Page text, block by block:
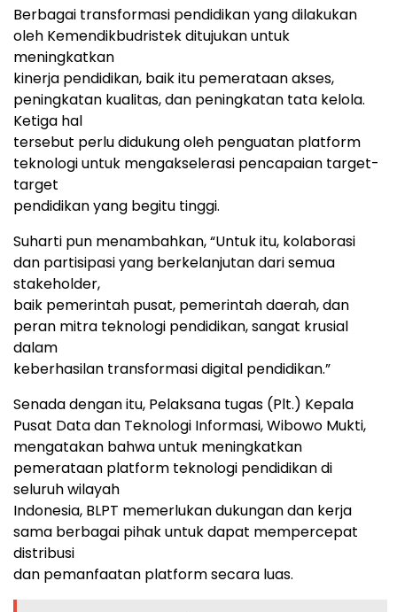
Berbagai transformasi pendidikan yang dilakukan
oleh Kemendikbudristek ditujukan untuk
meningkatkan
kinerja pendidikan, baik itu pemerataan akses,
peningkatan kualitas, dan peningkatan tata kelola.
Ketiga hal
tersebut perlu didukung oleh penguatan platform
teknologi untuk mengakselerasi pencapaian target-
target
pendidikan yang begitu tinggi.
Suharti pun menambahkan, “Untuk itu, kolaborasi
dan partisipasi yang berkelanjutan dari semua
stakeholder,
baik pemerintah pusat, pemerintah daerah, dan
peran mitra teknologi pendidikan, sangat krusial
dalam
keberhasilan transformasi digital pendidikan.”
Senada dengan itu, Pelaksana tugas (Plt.) Kepala
Pusat Data dan Teknologi Informasi, Wibowo Mukti,
mengatakan bahwa untuk meningkatkan
pemerataan platform teknologi pendidikan di
seluruh wilayah
Indonesia, BLPT memerlukan dukungan dan kerja
sama berbagai pihak untuk dapat mempercepat
distribusi
dan pemanfaatan platform secara luas.